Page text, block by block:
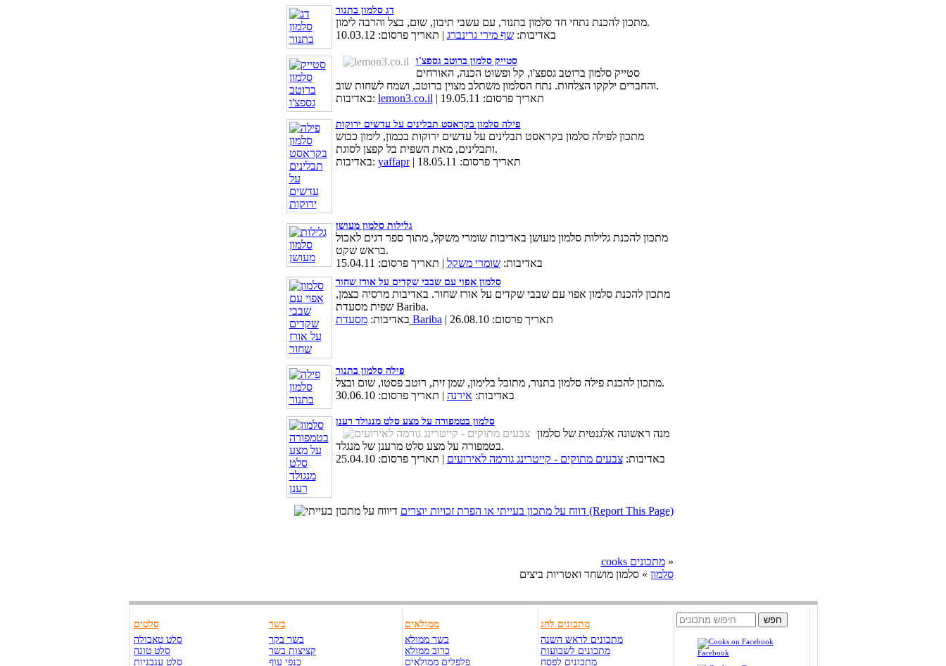
דג סלמון בתנור
מתכון להכנת נתחי חד סלמון בתנור, עם עשבי תיבון, שום, בצל והרבה לימון.
באדיבות:שף מירי גרינברג | תאריך פרסום: 10.03.12
סטייק סלמון ברוטב גספצ'ו
סטייק סלמון ברוטב גספצ'ו, קל ופשוט הכנה, האורחים
והחברים ילקקו הצלחות. נתח הסלמון משתלב מצוין ברוטב, ושמח לשחות שוב.
באדיבות: lemon3.co.il | תאריך פרסום: 19.05.11
פילה סלמון בקראסט תבלינים על עדשים ירוקות
מתכון לפילה סלמון בקראסט תבלינים על עדשים ירוקות בכמון, לימון כבוש
ותבלינים, מאת השפית בל קפצן לסוגת.
באדיבות: yaffapr | תאריך פרסום: 18.05.11
גלילות סלמון מעושן
מתכון להכנת גלילות סלמון מעושן באדיבות שומרי משקל, מתוך ספר דגים לאכול
בראש שקט.
באדיבות:שומרי משקל | תאריך פרסום: 15.04.11
סלמון אפוי עם שבבי שקדים על אורז שחור
מתכון להכנת סלמון אפוי עם שבבי שקדים על אורז שחור. באדיבות מרסיה כצמן,
שפית מסעדת Bariba.
באדיבות: מסעדת Bariba | תאריך פרסום: 26.08.10
פילה סלמון בתנור
מתכון להכנת פילה סלמון בתנור, מתובל בלימון, שמן זית, רוטב פסטו, שום ובצל.
באדיבות: אירנה | תאריך פרסום: 30.06.10
סלמון בטמפורה על מצע סלט מנגולד רענן
מנה ראשונה אלגנטית של סלמון
בטמפורה על מצע סלט מרענן של מנגלד.
באדיבות:צבעים מתוקים - קייטרינג גורמה לאירועים | תאריך פרסום: 25.04.10
דווח על מתכון בעייתי או הפרת זכויות יוצרים (Report This Page)
cooks מתכונים»
סלמון » סלמון מושחר ואטריות ביצים
סלטים
סלט טאבולה
סלט טונה
סלט עגבניות
בשר
בשר בקר
קציצות בשר
כנפי עוף
ממולאים
בשר ממולא
כרוב ממולא
פלפלים ממולאים
מתכונים לחג
מתכונים לראש השנה
מתכונים לשבועות
מתכונים לפסח
Facebook